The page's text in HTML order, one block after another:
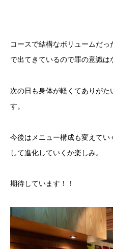
コースで結構なボリュームだ
で出てきているので罪の意識は
次の日も身体が軽くてありが
す。
今後はメニュー構成も変えて
して進化していくか楽しみ。
期待しています！！